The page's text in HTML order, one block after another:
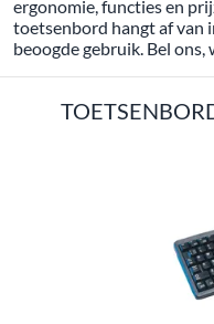
ergonomie, functies en
toetsenbord hangt af van
beoogde gebruik. Bel ons,